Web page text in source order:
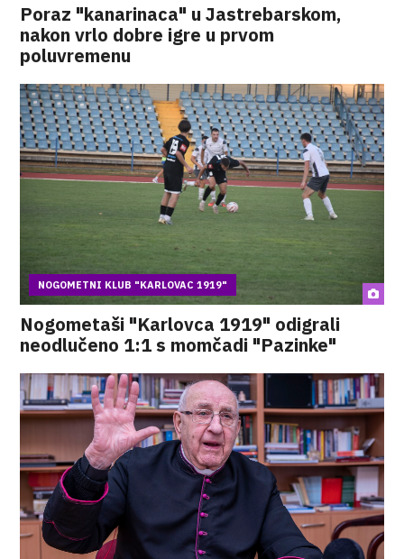
Poraz "kanarinaca" u Jastrebarskom,
nakon vrlo dobre igre u prvom
poluvremenu
NOGOMETNI KLUB "KARLOVAC 1919"
Nogometaši "Karlovca 1919" odigrali
neodlučeno 1:1 s momčadi "Pazinke"